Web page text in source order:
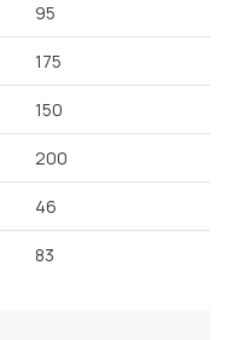
95
175
150
200
46
83